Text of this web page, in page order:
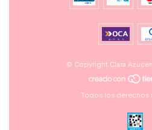
© Copyright Clara
Todos los derechos